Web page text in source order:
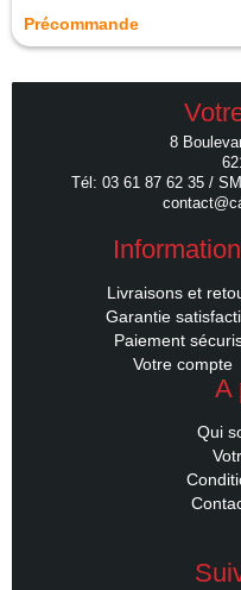
Précommande
8
Tél: 03 61 87 62 35 /
Livraisons et
Garantie
Paiement
Votre compte
A
Qui